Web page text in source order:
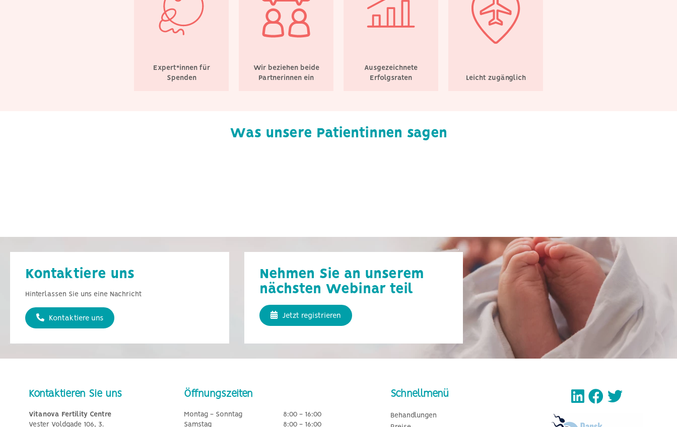
Expert*innen für
Spenden
Wir beziehen beide
Partnerinnen ein
Ausgezeichnete
Erfolgsraten
Leicht zugänglich
Was unsere Patientinnen sagen
Kontaktiere uns
Hinterlassen Sie uns eine Nachricht
Kontaktiere uns
Nehmen Sie an unserem
nächsten Webinar teil
Jetzt registrieren
Kontaktieren Sie uns
Vitanova Fertility Centre
Vester Voldgade 106, 3.
Öffnungszeiten
Montag - Sonntag
8:00 - 16:00
Samstag
8:00 - 16:00
Schnellmenü
Behandlungen